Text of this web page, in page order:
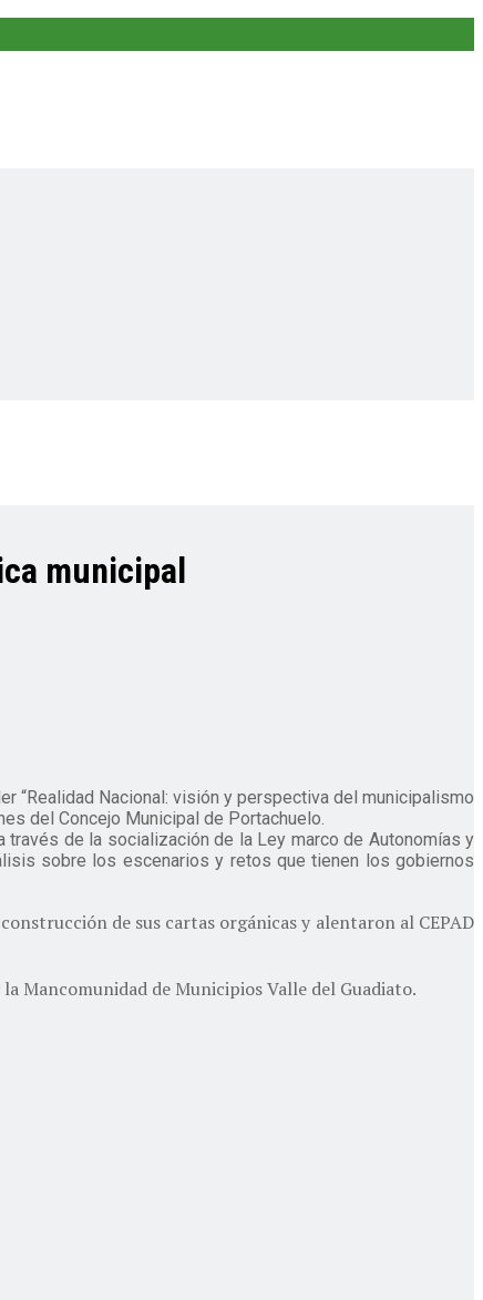
municipal
“Realidad Nacional: visión y perspectiva del municipalismo
del Concejo Municipal de Portachuelo.
de la socialización de la Ley marco de Autonomías y
sobre los escenarios y retos que tienen los gobiernos
de sus cartas orgánicas y alentaron al CEPAD
Mancomunidad de Municipios Valle del Guadiato.